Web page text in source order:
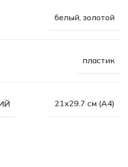
белый, золотой
пластик
21х29.7 см (А4)